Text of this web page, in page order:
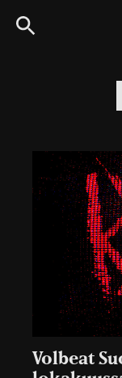
Siirry
suoraan
Volbeat